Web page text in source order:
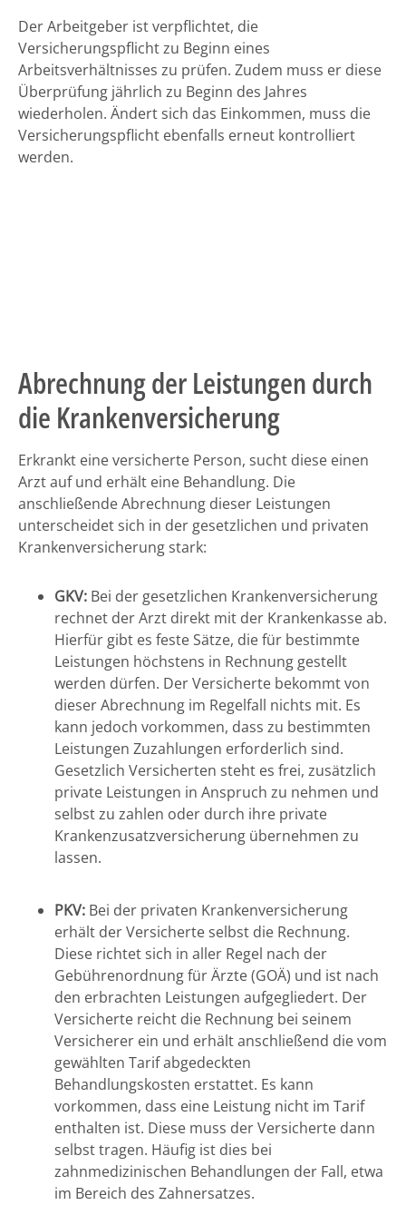
Der Arbeitgeber ist verpflichtet, die
Versicherungspflicht zu Beginn eines
Arbeitsverhältnisses zu prüfen. Zudem muss er diese
Überprüfung jährlich zu Beginn des Jahres
wiederholen. Ändert sich das Einkommen, muss die
Versicherungspflicht ebenfalls erneut kontrolliert
werden.
Abrechnung der Leistungen durch
die Krankenversicherung
Erkrankt eine versicherte Person, sucht diese einen
Arzt auf und erhält eine Behandlung. Die
anschließende Abrechnung dieser Leistungen
unterscheidet sich in der gesetzlichen und privaten
Krankenversicherung stark:
GKV: Bei der gesetzlichen Krankenversicherung
rechnet der Arzt direkt mit der Krankenkasse ab.
Hierfür gibt es feste Sätze, die für bestimmte
Leistungen höchstens in Rechnung gestellt
werden dürfen. Der Versicherte bekommt von
dieser Abrechnung im Regelfall nichts mit. Es
kann jedoch vorkommen, dass zu bestimmten
Leistungen Zuzahlungen erforderlich sind.
Gesetzlich Versicherten steht es frei, zusätzlich
private Leistungen in Anspruch zu nehmen und
selbst zu zahlen oder durch ihre private
Krankenzusatzversicherung übernehmen zu
lassen.
PKV: Bei der privaten Krankenversicherung
erhält der Versicherte selbst die Rechnung.
Diese richtet sich in aller Regel nach der
Gebührenordnung für Ärzte (GOÄ) und ist nach
den erbrachten Leistungen aufgegliedert. Der
Versicherte reicht die Rechnung bei seinem
Versicherer ein und erhält anschließend die vom
gewählten Tarif abgedeckten
Behandlungskosten erstattet. Es kann
vorkommen, dass eine Leistung nicht im Tarif
enthalten ist. Diese muss der Versicherte dann
selbst tragen. Häufig ist dies bei
zahnmedizinischen Behandlungen der Fall, etwa
im Bereich des Zahnersatzes.